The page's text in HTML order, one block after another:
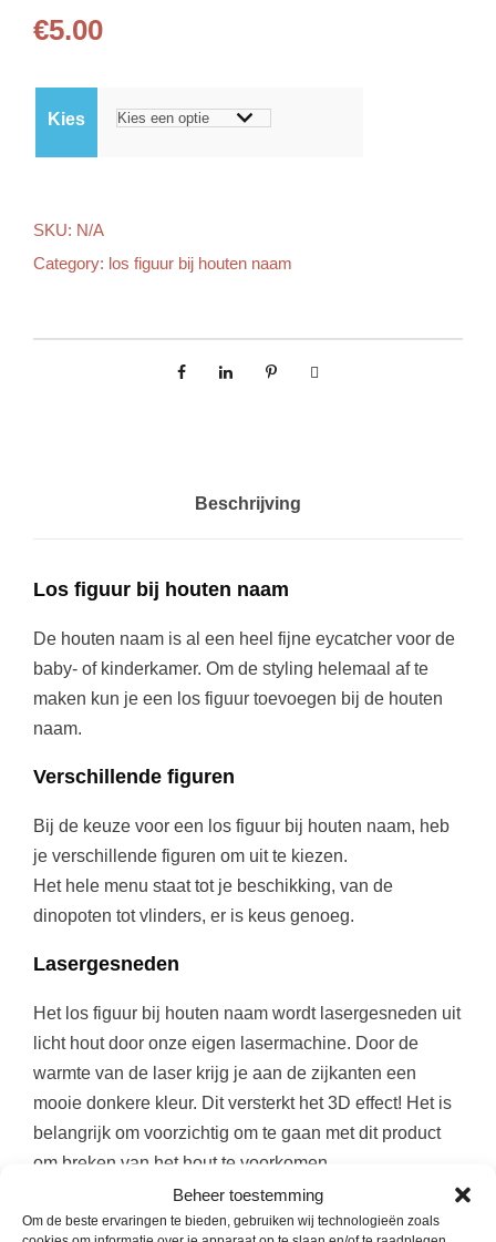
Beheer toestemming
Om de beste ervaringen te bieden, gebruiken wij technologieën zoals
€5.00
Kies
SKU: N/A
Category: los figuur bij houten naam
Beschrijving
Los figuur bij houten naam
De houten naam is al een heel fijne eycatcher voor de
baby- of kinderkamer. Om de styling helemaal af te
maken kun je een los figuur toevoegen bij de houten
naam.
Verschillende figuren
Bij de keuze voor een los figuur bij houten naam, heb
je verschillende figuren om uit te kiezen.
Het hele menu staat tot je beschikking, van de
dinopoten tot vlinders, er is keus genoeg.
Lasergesneden
Het los figuur bij houten naam wordt lasergesneden uit
licht hout door onze eigen lasermachine. Door de
warmte van de laser krijg je aan de zijkanten een
mooie donkere kleur. Dit versterkt het 3D effect! Het is
belangrijk om voorzichtig om te gaan met dit product
om breken van het hout te voorkomen.
Afmeting